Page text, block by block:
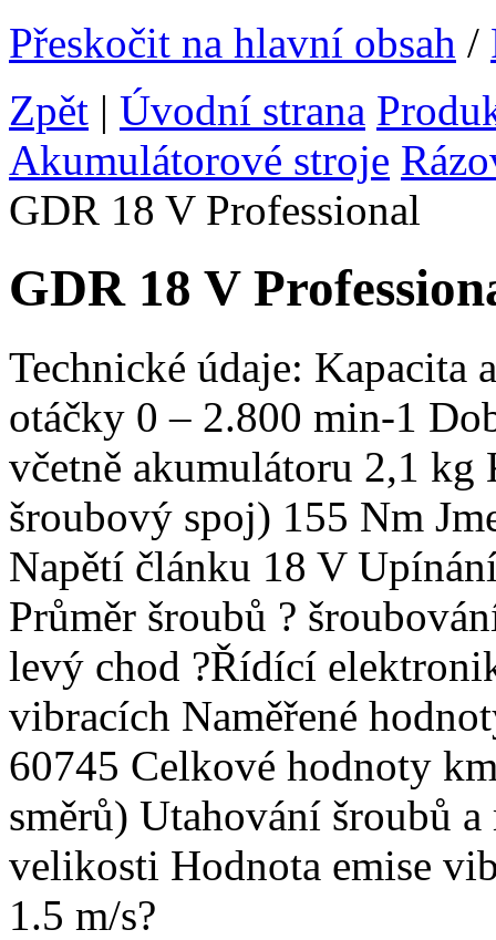
Přeskočit na hlavní obsah /
Zpět | Úvodní strana
Akumulátorové stroje
GDR 18 V Professional
GDR 18 V
Technické údaje: Kapacita
otáčky 0 – 2.800 min-1
včetně akumulátoru 2,1
šroubový spoj) 155 Nm
Napětí článku 18 V
Průměr šroubů ?
levý chod ?Řídící
vibracích Naměřené
60745 Celkové hodnoty
směrů) Utahování šroubů
velikosti Hodnota emise
1.5 m/s?